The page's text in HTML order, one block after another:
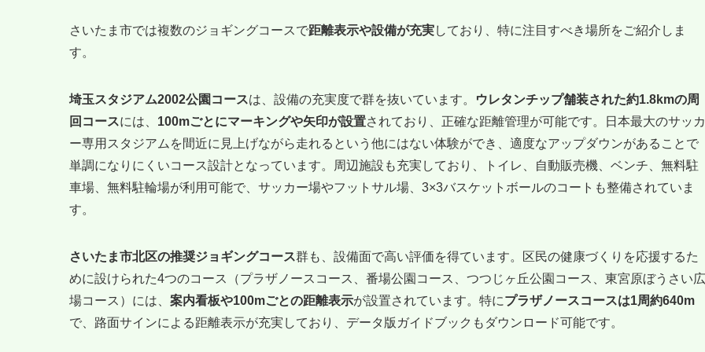
さいたま市では複数のジョギングコースで距離表示や設備が充実しており、特に注目すべき場所をご紹介しま
す。
埼玉スタジアム2002公園コースは、設備の充実度で群を抜いています。
ウレタンチップ舗装された約1.8kmの周
回コースには、 100mごとにマーキングや矢印が設置されており、正確な距離管理が可能です。日本最大のサッカ
ー専用スタジアムを間近に見上げながら走れるという他にはない体験ができ、適度なアップダウンがあることで
単調になりにくいコース設計となっています。周辺施設も充実しており、トイレ、自動販売機、ベンチ、無料駐
車場、無料駐輪場が利用可能で、サッカー場やフットサル場、3×3バスケットボールのコートも整備されていま
す。
さいたま市北区の推奨ジョギングコース群も、設備面で高い評価を得ています。区民の健康づくりを応援するた
めに設けられた4つのコース（プラザノースコース、番場公園コース、つつじヶ丘公園コース、東宮原ぼうさい広
場コース）には、 案内看板や100mごとの距離表示が設置されています。特にプラザノースコースは1周約640m
で、路面サインによる距離表示が充実しており、データ版ガイドブックもダウンロード可能です。